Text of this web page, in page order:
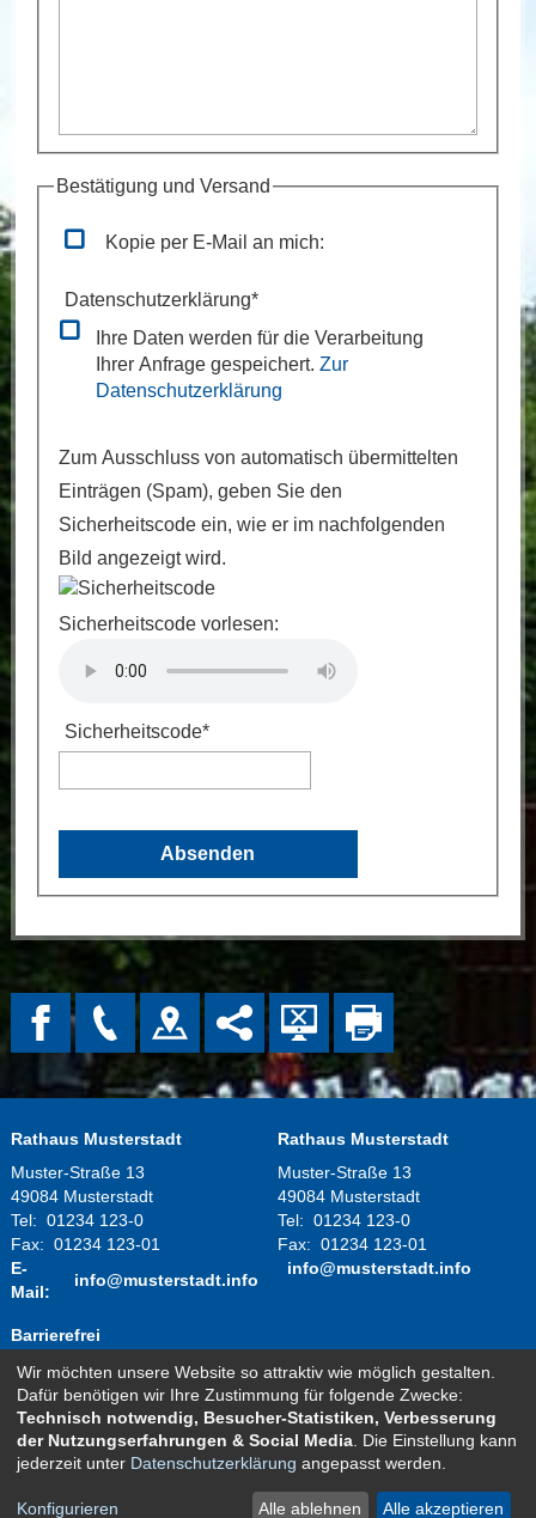
Bestätigung und Versand
Kopie per E-Mail an mich:
Datenschutzerklärung*
Ihre Daten werden für die Verarbeitung
Ihrer Anfrage gespeichert. Zur
Datenschutzerklärung
Zum Ausschluss von automatisch übermittelten
Einträgen (Spam), geben Sie den
Sicherheitscode ein, wie er im nachfolgenden
Bild angezeigt wird.
Sicherheitscode vorlesen:
Sicherheitscode*
Rathaus Musterstadt
Muster-Straße 13
49084 Musterstadt
Tel: 01234 123-0
Fax: 01234 123-01
E-
Mail:
info@musterstadt.info
Rathaus Musterstadt
Muster-Straße 13
49084 Musterstadt
Tel: 01234 123-0
Fax: 01234 123-01
info@musterstadt.info
Montag - Donnerstag:
08.00 Uhr - 12.00 Uhr
14.00 Uhr - 16.00 Uhr
Freitag:
08.00 Uhr - 12.00 Uhr
und nach telefonischer Vereinbarung
Impressum Datenschutz Sitemap
Barrierefrei
Wir möchten unsere Website so attraktiv wie möglich gestalten.
Dafür benötigen wir Ihre Zustimmung für folgende Zwecke:
Technisch notwendig, Besucher-Statistiken, Verbesserung
der Nutzungserfahrungen & Social Media . Die Einstellung kann
jederzeit unter Datenschutzerklärung angepasst werden.
Konfigurieren Alle ablehnen Alle akzeptieren